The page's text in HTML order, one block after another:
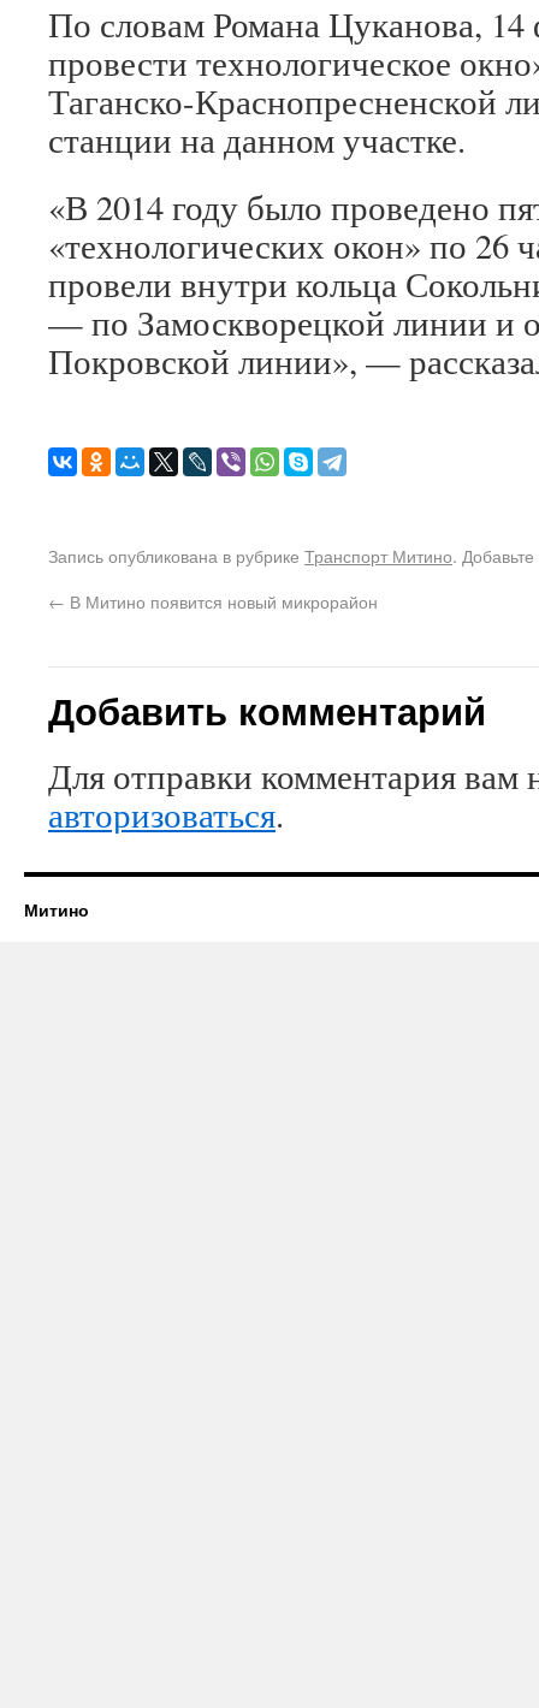
По словам Романа Цуканова, 14
провести технологическое
Таганско-Краснопресненской
станции на данном участке.
«В 2014 году было проведено
«технологических окон» по 26
провели внутри кольца
— по Замоскворецкой линии и
Покровской линии», —
Запись опубликована в рубрике Транспорт Митино.
← В Митино появится новый микрорайон
Добавить комментарий
Для отправки комментария вам
авторизоваться.
Митино